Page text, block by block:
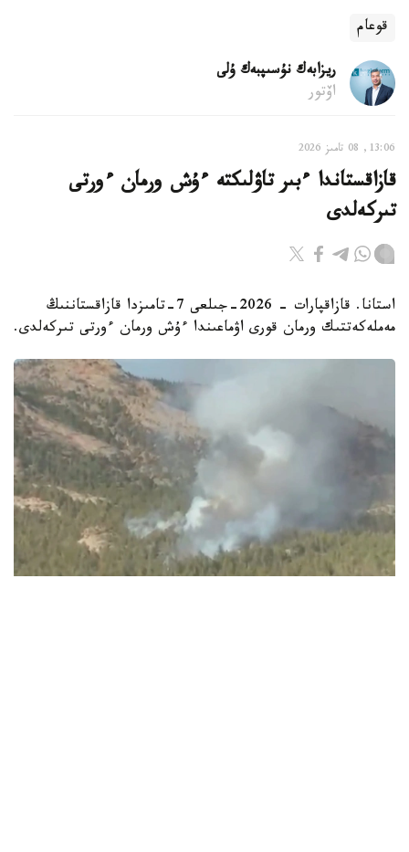
قوعام
ريزابەك نۇسىپبەك ۇلى
اۆتور
13:06, 08 تامىز 2026
قازاقستاندا ءبىر تاۋلىكتە ءۇش ورمان ءورتى
تىركەلدى
استانا. قازاقپارات - 2026-جىلعى 7-تامىزدا قازاقستاننىڭ
مەملەكەتتىك ورمان قورى اۋماعىندا ءۇش ورمان ءورتى تىركەلدى.